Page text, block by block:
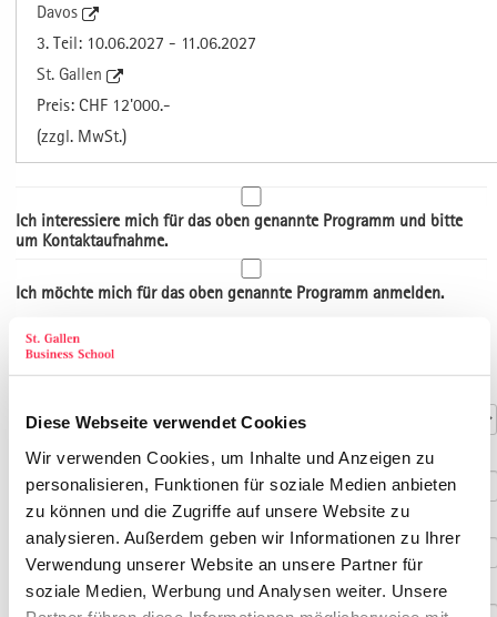
Diese Webseite verwendet Cookies
Wir verwenden Cookies, um Inhalte und Anzeigen zu
personalisieren, Funktionen für soziale Medien anbieten
zu können und die Zugriffe auf unsere Website zu
analysieren. Außerdem geben wir Informationen zu Ihrer
Verwendung unserer Website an unsere Partner für
soziale Medien, Werbung und Analysen weiter. Unsere
Davos
3. Teil: 10.06.2027 - 11.06.2027
St. Gallen
Preis: CHF 12'000.-
(zzgl. MwSt.)
Ich interessiere mich für das oben genannte Programm und bitte
um Kontaktaufnahme.
Ich möchte mich für das oben genannte Programm anmelden.
Art der Adresse
Kontaktdaten
Titel
Vorname*
Nachname*